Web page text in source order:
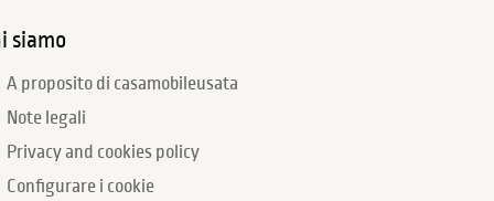
siamo
A proposito di casamobileusata
Note legali
Privacy and cookies policy
Configurare i cookie